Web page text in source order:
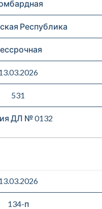
Республика
531
ДЛ № 0132
134-п